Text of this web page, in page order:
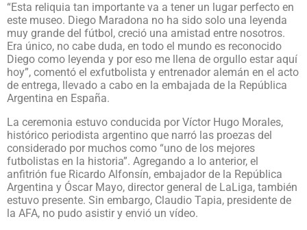
“Esta reliquia tan importante va a tener un lugar perfecto en
este museo. Diego Maradona no ha sido solo una leyenda
muy grande del fútbol, creció una amistad entre nosotros.
Era único, no cabe duda, en todo el mundo es reconocido
Diego como leyenda y por eso me llena de orgullo estar aquí
hoy”, comentó el exfutbolista y entrenador alemán en el acto
de entrega, llevado a cabo en la embajada de la República
Argentina en España.
La ceremonia estuvo conducida por Víctor Hugo Morales,
histórico periodista argentino que narró las proezas del
considerado por muchos como “uno de los mejores
futbolistas en la historia”. Agregando a lo anterior, el
anfitrión fue Ricardo Alfonsín, embajador de la República
Argentina y Óscar Mayo, director general de LaLiga, también
estuvo presente. Sin embargo, Claudio Tapia, presidente de
la AFA, no pudo asistir y envió un vídeo.